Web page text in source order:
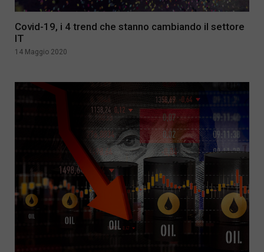
Covid-19, i 4 trend che stanno cambiando il settore
IT
14 Maggio 2020